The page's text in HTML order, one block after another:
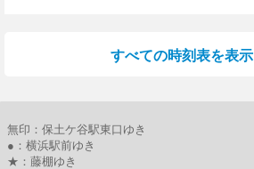
すべての時刻表を表示
無印：保土ケ谷駅東口ゆき
●：横浜駅前ゆき
★：藤棚ゆき